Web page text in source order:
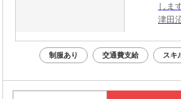
しま
津田
制服あり 交通費支給 スキ